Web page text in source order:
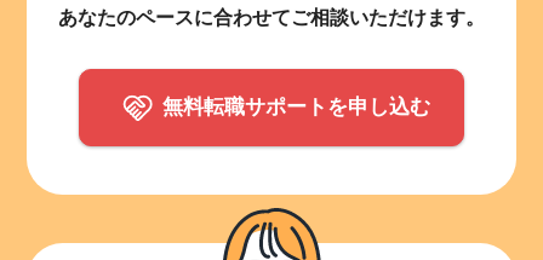
あなたのペースに合わせてご相談いただけます。
無料転職サポートを申し込む